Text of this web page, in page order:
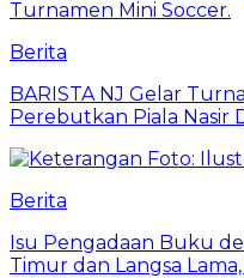
Berita
BARISTA NJ Gelar
Perebutkan Piala Nasir
Berita
Isu Pengadaan Buku
Timur dan Langsa